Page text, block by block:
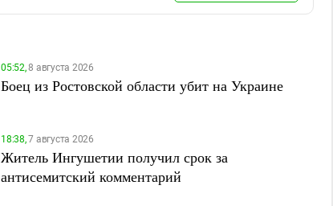
05:52,8 августа 2026
Боец из Ростовской области убит на Украине
18:38,7 августа 2026
Житель Ингушетии получил срок за
антисемитский комментарий